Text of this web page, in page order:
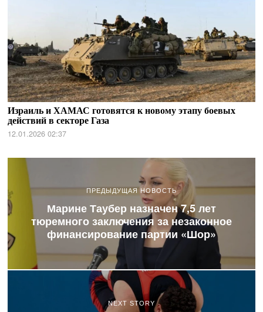
Израиль и ХАМАС готовятся к новому этапу боевых
действий в секторе Газа
12.01.2026 02:37
ПРЕДЫДУЩАЯ НОВОСТЬ
Марине Таубер назначен 7,5 лет
тюремного заключения за незаконное
финансирование партии «Шор»
NEXT STORY